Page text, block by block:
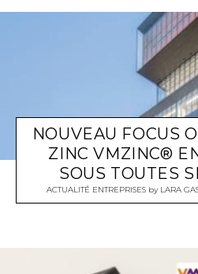
NOUVEAU FOCUS
ZINC VMZINC®
SOUS TOUTES
ACTUALITÉ ENTREPRISESby LARA